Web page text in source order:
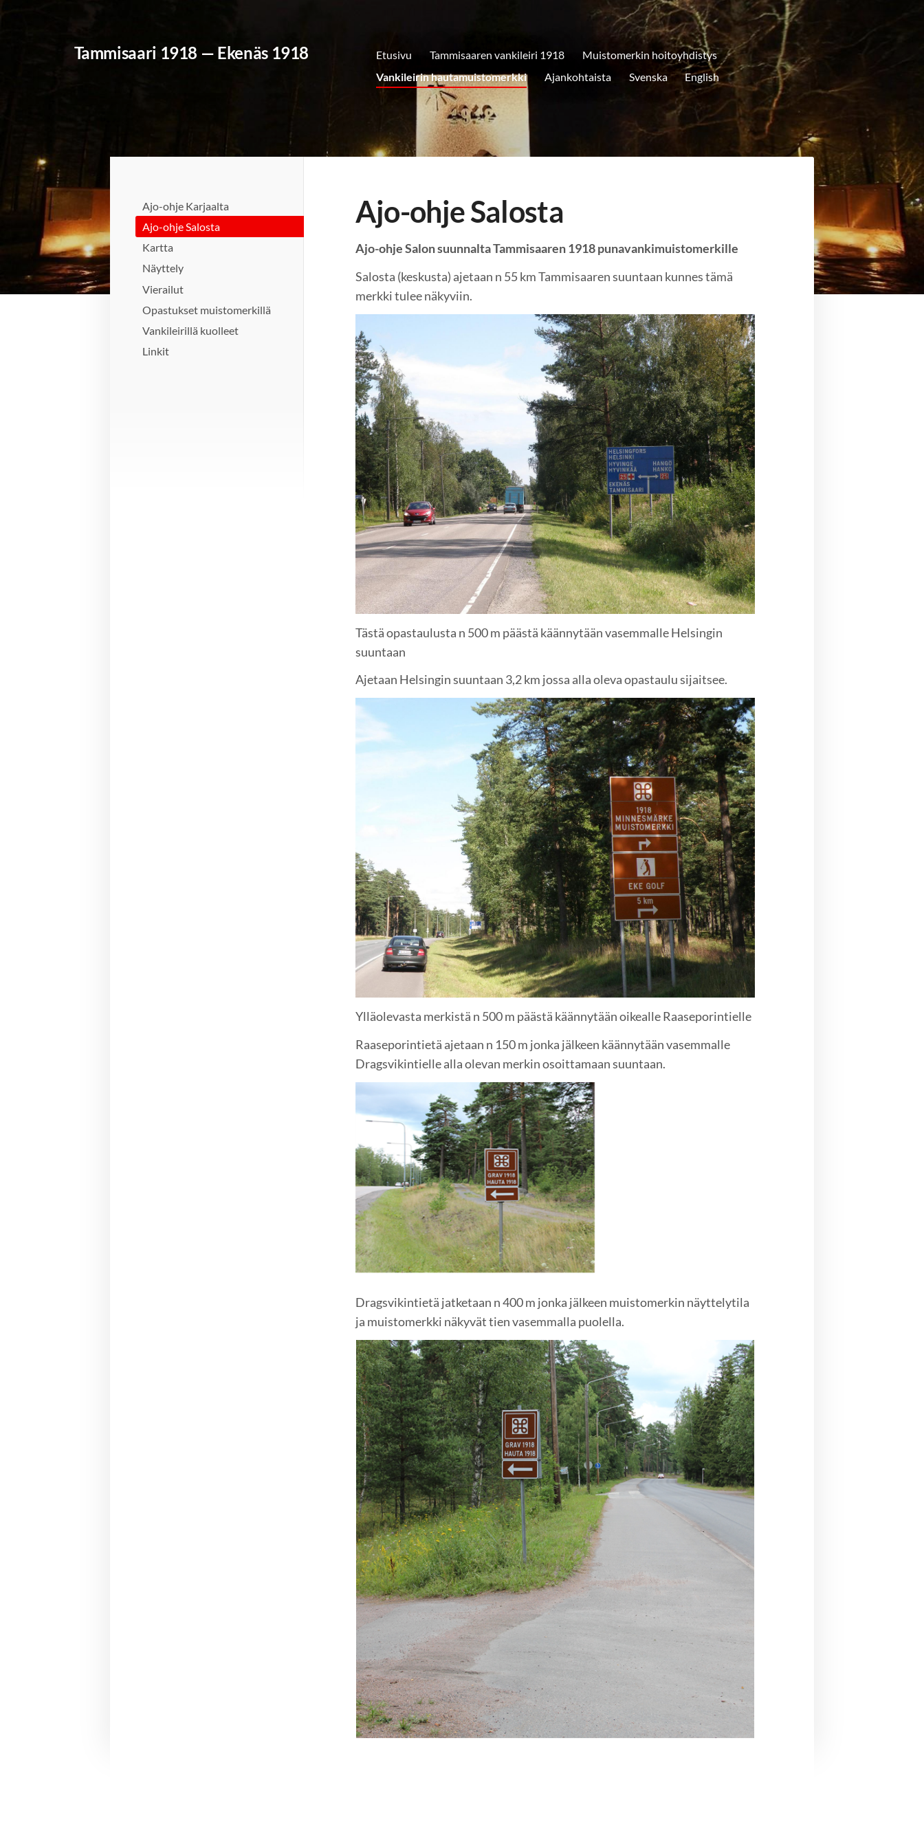
Tammisaari 1918 — Ekenäs 1918 Etusivu Tammisaaren vankileiri 1918
Muistomerkin hoitoyhdistys
Vankileirin hautamuistomerkki
Ajankohtaista Svenska English
Ajo-ohje Karjaalta
Ajo-ohje Salosta
Kartta
Näyttely
Vierailut
Opastukset muistomerkillä
Vankileirillä kuolleet
Linkit
Ajo-ohje Salosta
Ajo-ohje Salon suunnalta Tammisaaren 1918 punavankimuistomerkille
Salosta (keskusta) ajetaan n 55 km Tammisaaren suuntaan kunnes tämä
merkki tulee näkyviin.
Tästä opastaulusta n 500 m päästä käännytään vasemmalle Helsingin
suuntaan
Ajetaan Helsingin suuntaan 3,2 km jossa alla oleva opastaulu sijaitsee.
Ylläolevasta merkistä n 500 m päästä käännytään oikealle Raaseporintielle
Raaseporintietä ajetaan n 150 m jonka jälkeen käännytään vasemmalle
Dragsvikintielle alla olevan merkin osoittamaan suuntaan.
Dragsvikintietä jatketaan n 400 m jonka jälkeen muistomerkin näyttelytila
ja muistomerkki näkyvät tien vasemmalla puolella.